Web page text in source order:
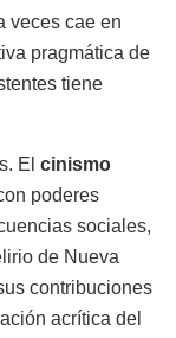
veces cae en
pragmática de
tiene
El cinismo
poderes
sociales,
de Nueva
contribuciones
acrítica del